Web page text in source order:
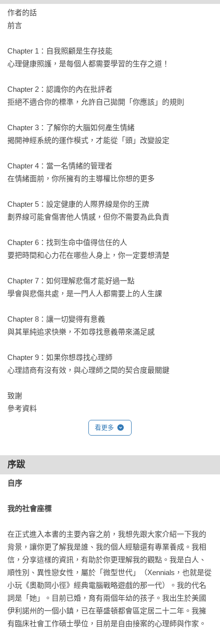
✦ 維持健康的人際關係，找到你的族群（我保證，他們就在不
遠處！）
＃渣男渣女有哪些跡象？要怎麼找到值得信任的對象？
＃生活中哪些情境容易引發悲傷？你的悲傷是哪一型？
＃面對悲傷，你可以做些什麼讓自己好過一點？
✦ 優先考慮你的價值觀，創造更有意義、更酷的生活（這是你
應得的！）
＃怎麼做才能建立新的健康習慣、往目標邁進？
＃尋找合適的心理師要考慮哪些條件？諮商前需要做什麼準
備？
▎無壓力、不說教！讓你會心一笑、放過自己的「創新建議」
並將平日在諮商室使用的技巧和方法，轉化成貼近生活的實用
建議，讓你能輕易理解並馬上付諸實踐。從深度的自我照顧、
傷、追尋生命的意義與尋找適切的心理支援系統，莉茲毫不保
留地分享她的臨床經驗和改善觀點。當然，還有那些讓你會心
✧ 自我照顧，就是有意識地花時間做些讓自己每天能夠好好過
✧ 如果你覺得需要休息，絕不是因為懶惰！休息是你為大腦和
身體充電的必要方式。
✧ 即使生活偶爾看似失控，你仍舊擁有一定的自主權，可以做
成長和學習的一部分」，就沒什麼能擋住你了。
✧ 如果某些假期、傳統對你來說已經失去了意義，那就跳過
吧！
✧ 設定界線可能會傷害別人的感情，但你不用為別人的情緒負
✧ 人生的重點，不是要你同時把所有的球都完美地拋在空中，
而是當你不小心掉了一顆，你願不願意彎下腰把它撿起來。
這是一本寫給所有想為了自己活得更好的人，一份最全面的自
我照顧指南。不論你是否正在接受正式的心理治療，這本書都
能幫助你展開全面且有效的自我照顧之旅。跟著書中豐富的技
巧和靈活的建議，在忙碌煩亂的生活中，你也能找到適合自己
的姿態，活出更有意義、更滿足也更放鬆的生活！
作者的話
前言
Chapter 1：自我照顧是生存技能
心理健康照護，是每個人都需要學習的生存之道！
Chapter 2：認識你的內在批評者
拒絕不適合你的標準，允許自己拋開「你應該」的規則
Chapter 3：了解你的大腦如何產生情緒
揭開神經系統的運作模式，才能從「頭」改變設定
Chapter 4：當一名情緒的管理者
在情緒面前，你所擁有的主導權比你想的更多
Chapter 5：設定健康的人際界線是你的王牌
劃界線可能會傷害他人情感，但你不需要為此負責
Chapter 6：找到生命中值得信任的人
要把時間和心力花在哪些人身上，你一定要想清楚
Chapter 7：如何理解悲傷才能好過一點
學會與悲傷共處，是一門人人都需要上的人生課
Chapter 8：讓一切變得有意義
與其單純追求快樂，不如尋找意義帶來滿足感
Chapter 9：如果你想尋找心理師
心理諮商有沒有效，與心理師之間的契合度最關鍵
致謝
參考資料
看更多
序跋
自序
我的社會座標
在正式進入本書的主要內容之前，我想先跟大家介紹一下我的
背景，讓你更了解我是誰、我的個人經驗還有專業養成。我相
信，分享這樣的資訊，有助於你更理解我的觀點。我是白人、
順性別、異性戀女性，屬於「微型世代」（Xennials，也就是從
小玩《奧勒岡小徑》經典電腦戰略遊戲的那一代）。我的代名
詞是「她」。目前已婚，育有兩個年幼的孩子。我出生於美國
伊利諾州的一個小鎮，已在華盛頓都會區定居二十二年。我擁
有臨床社會工作碩士學位，目前是自由接案的心理師與作家。